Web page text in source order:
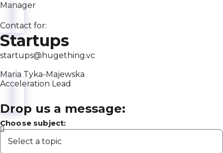
Manager
Contact for:
Startups
startups@hugething.vc
Maria Tyka-Majewska
Acceleration Lead​
Drop us a message:
Choose subject: